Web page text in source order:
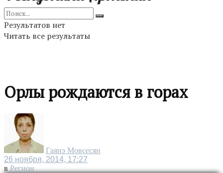
Результатов нет
Читать все результаты
Орлы рождаются в горах
Гаянэ Мовсесян
26 ноября, 2014, 17:27
в Регион